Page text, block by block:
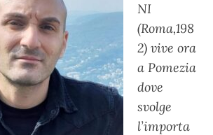
NI
(Roma,198
2) vive ora
a Pomezia
dove
svolge
l’importa